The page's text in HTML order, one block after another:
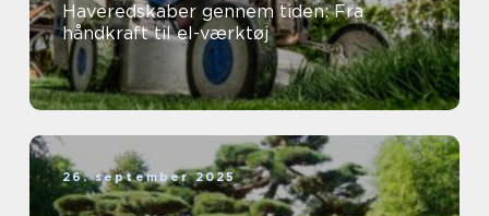
Haveredskaber gennem tiden: Fra
håndkraft til el-værktøj
26. september 2025